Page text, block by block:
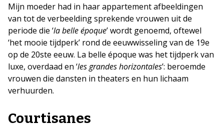
Mijn moeder had in haar appartement afbeeldingen
van tot de verbeelding sprekende vrouwen uit de
periode die ‘la belle époque’ wordt genoemd, oftewel
‘het mooie tijdperk’ rond de eeuwwisseling van de 19e
op de 20ste eeuw. ​La belle époque was het tijdperk van
luxe, overdaad en ‘les grandes horizontales’: beroemde
vrouwen die dansten in theaters en hun lichaam
verhuurden.
Courtisanes